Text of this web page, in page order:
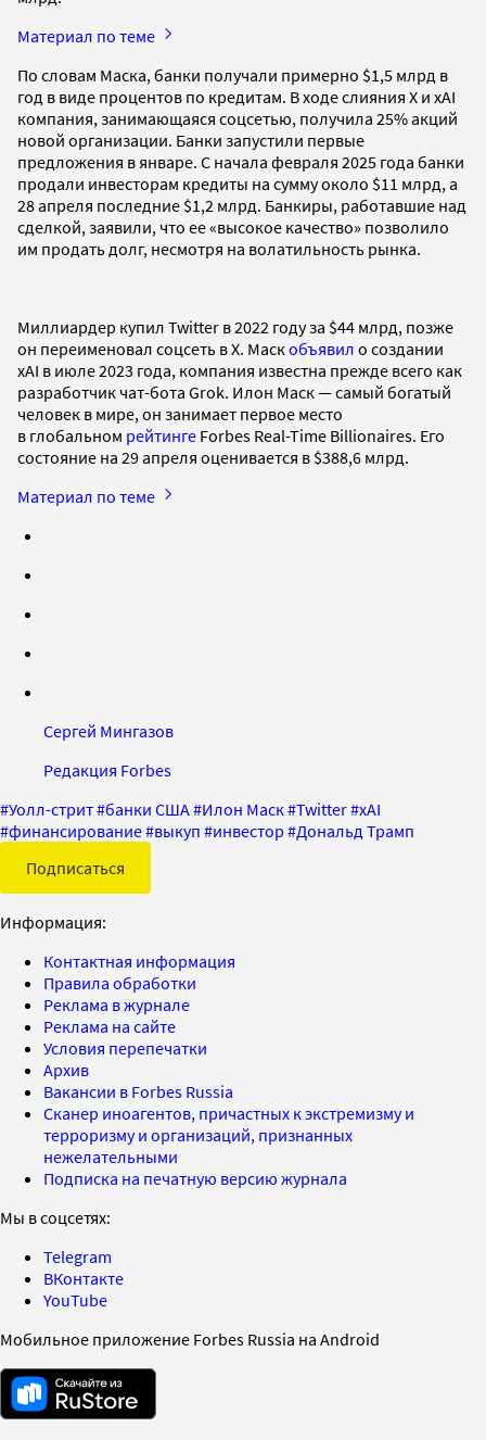
Материал по теме
По словам Маска, банки получали примерно $1,5 млрд в
год в виде процентов по кредитам. В ходе слияния Х и xAI
компания, занимающаяся соцсетью, получила 25% акций
новой организации. Банки запустили первые
предложения в январе. С начала февраля 2025 года банки
продали инвесторам кредиты на сумму около $11 млрд, а
28 апреля последние $1,2 млрд. Банкиры, работавшие над
сделкой, заявили, что ее «высокое качество» позволило
им продать долг, несмотря на волатильность рынка.
Миллиардер купил Twitter в 2022 году за $44 млрд, позже
он переименовал соцсеть в X. Маскобъявил о создании
xAI в июле 2023 года, компания известна прежде всего как
разработчик чат-бота Grok. Илон Маск — самый богатый
человек в мире, он занимает первое место
в глобальном рейтинге Forbes Real-Time Billionaires. Его
состояние на 29 апреля оценивается в $388,6 млрд.
Материал по теме
Сергей Мингазов
Редакция Forbes
#Уолл-стрит#банки США#Илон Маск#Twitter#xAI
#финансирование#выкуп #инвестор #Дональд Трамп
Подписаться
Информация:
Контактная информация
Правила обработки
Реклама в журнале
Реклама на сайте
Условия перепечатки
Архив
Вакансии в Forbes Russia
Сканер иноагентов, причастных к экстремизму и
терроризму и организаций, признанных
нежелательными
Подписка на печатную версию журнала
Мы в соцсетях:
Telegram
ВКонтакте
YouTube
Мобильное приложение Forbes Russia на Android